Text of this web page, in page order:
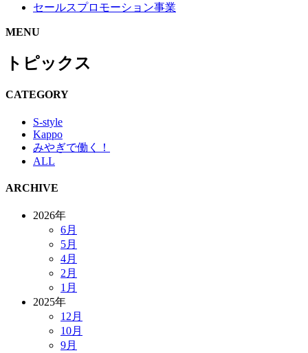
セールスプロモーション事業
MENU
トピックス
CATEGORY
S-style
Kappo
みやぎで働く！
ALL
ARCHIVE
2026年
6月
5月
4月
2月
1月
2025年
12月
10月
9月